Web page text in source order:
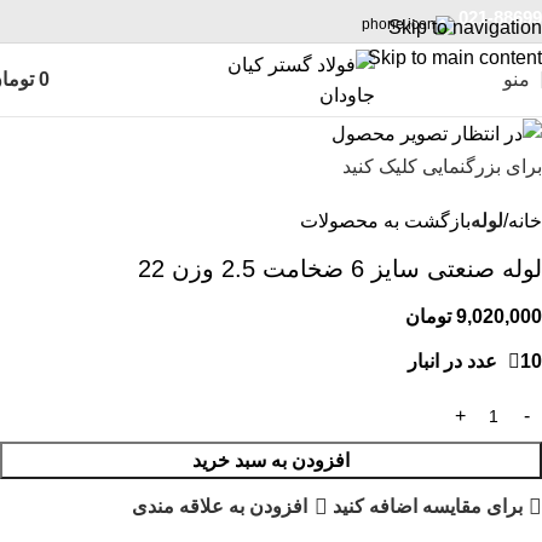
Skip to navigation
Skip to main content
021-88699
منو 0
برای بزرگنمایی کلیک کنید
خانه لولهبازگشت به محصولات
لوله صنعتی سایز 6 ضخامت 2.5 وزن 22
9,020,000 تومان
10 عدد در انبار
افزودن به سبد خرید
برای مقایسه اضافه کنید افزودن به علاقه مندی